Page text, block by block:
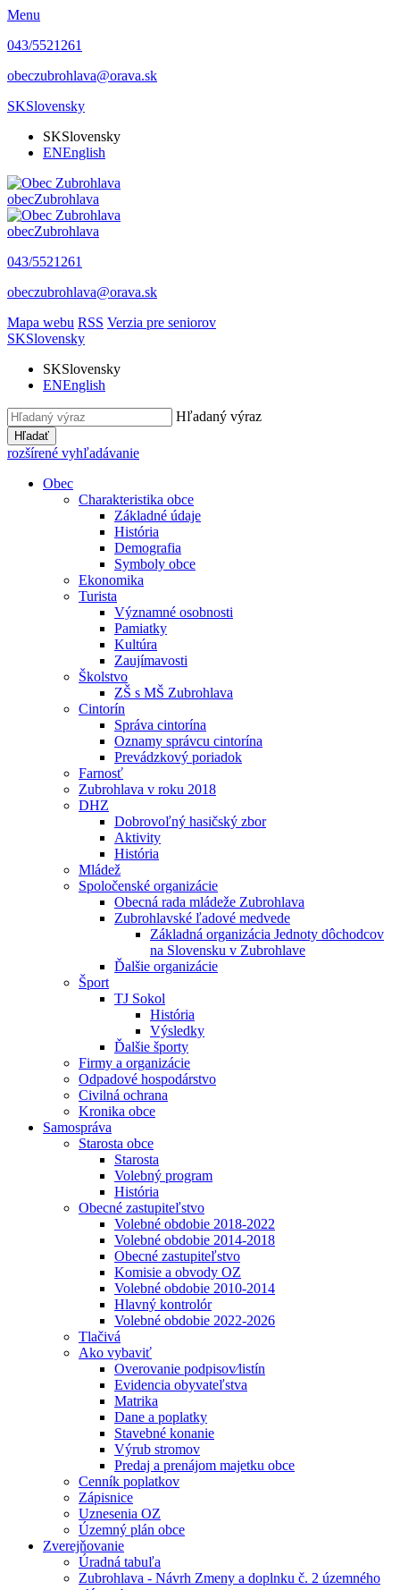
Menu
043/5521261
obeczubrohlava@orava.sk
SKSlovensky
SKSlovensky
ENEnglish
obecZubrohlava
obecZubrohlava
043/5521261
obeczubrohlava@orava.sk
Mapa webu RSS Verzia pre seniorov
SKSlovensky
SKSlovensky
ENEnglish
Hľadaný výraz
Hľadať
rozšírené vyhľadávanie
Obec
Charakteristika obce
Základné údaje
História
Demografia
Symboly obce
Ekonomika
Turista
Významné osobnosti
Pamiatky
Kultúra
Zaujímavosti
Školstvo
ZŠ s MŠ Zubrohlava
Cintorín
Správa cintorína
Oznamy správcu cintorína
Prevádzkový poriadok
Farnosť
Zubrohlava v roku 2018
DHZ
Dobrovoľný hasičský zbor
Aktivity
História
Mládež
Spoločenské organizácie
Obecná rada mládeže Zubrohlava
Zubrohlavské ľadové medvede
Základná organizácia Jednoty dôchodcov
na Slovensku v Zubrohlave
Ďalšie organizácie
Šport
TJ Sokol
História
Výsledky
Ďalšie športy
Firmy a organizácie
Odpadové hospodárstvo
Civilná ochrana
Kronika obce
Samospráva
Starosta obce
Starosta
Volebný program
História
Obecné zastupiteľstvo
Volebné obdobie 2018-2022
Volebné obdobie 2014-2018
Obecné zastupiteľstvo
Komisie a obvody OZ
Volebné obdobie 2010-2014
Hlavný kontrolór
Volebné obdobie 2022-2026
Tlačivá
Ako vybaviť
Overovanie podpisov⁄listín
Evidencia obyvateľstva
Matrika
Dane a poplatky
Stavebné konanie
Výrub stromov
Predaj a prenájom majetku obce
Cenník poplatkov
Zápisnice
Uznesenia OZ
Územný plán obce
Zverejňovanie
Úradná tabuľa
Zubrohlava - Návrh Zmeny a doplnku č. 2 územného